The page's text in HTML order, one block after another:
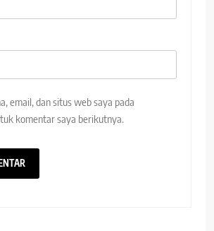
email, dan situs web saya pada
komentar saya berikutnya.